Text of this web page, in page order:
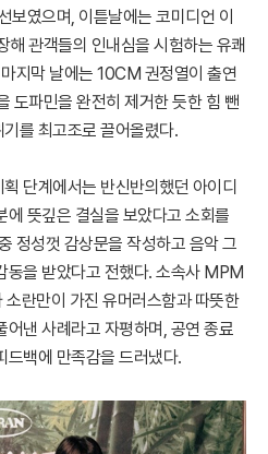
보였으며, 이튿날에는 코미디언 이
해 관객들의 인내심을 시험하는 유쾌
지막 날에는 10CM 권정열이 출연
도파민을 완전히 제거한 듯한 힘 뺀
를 최고조로 끌어올렸다.
단계에서는 반신반의했던 아이디
뜻깊은 결실을 보았다고 소회를
정성껏 감상문을 작성하고 음악 그
동을 받았다고 전했다. 소속사 MPM
란만이 가진 유머러스함과 따뜻한
낸 사례라고 자평하며, 공연 종료
드백에 만족감을 드러냈다.